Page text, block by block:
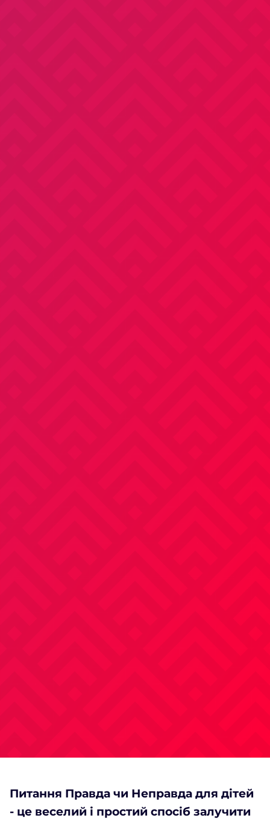
Питання Правда чи Неправда для дітей
- це веселий і простий спосіб залучити